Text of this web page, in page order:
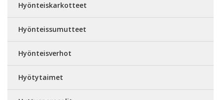
Hyönteiskarkotteet
Hyönteissumutteet
Hyönteisverhot
Hyötytaimet